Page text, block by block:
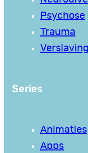
Psychose
Trauma
Verslaving
Series
Animaties
Apps